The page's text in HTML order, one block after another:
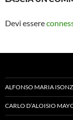
Devi essere
ALFONSO MARIA
CARLO D’ALOISIO